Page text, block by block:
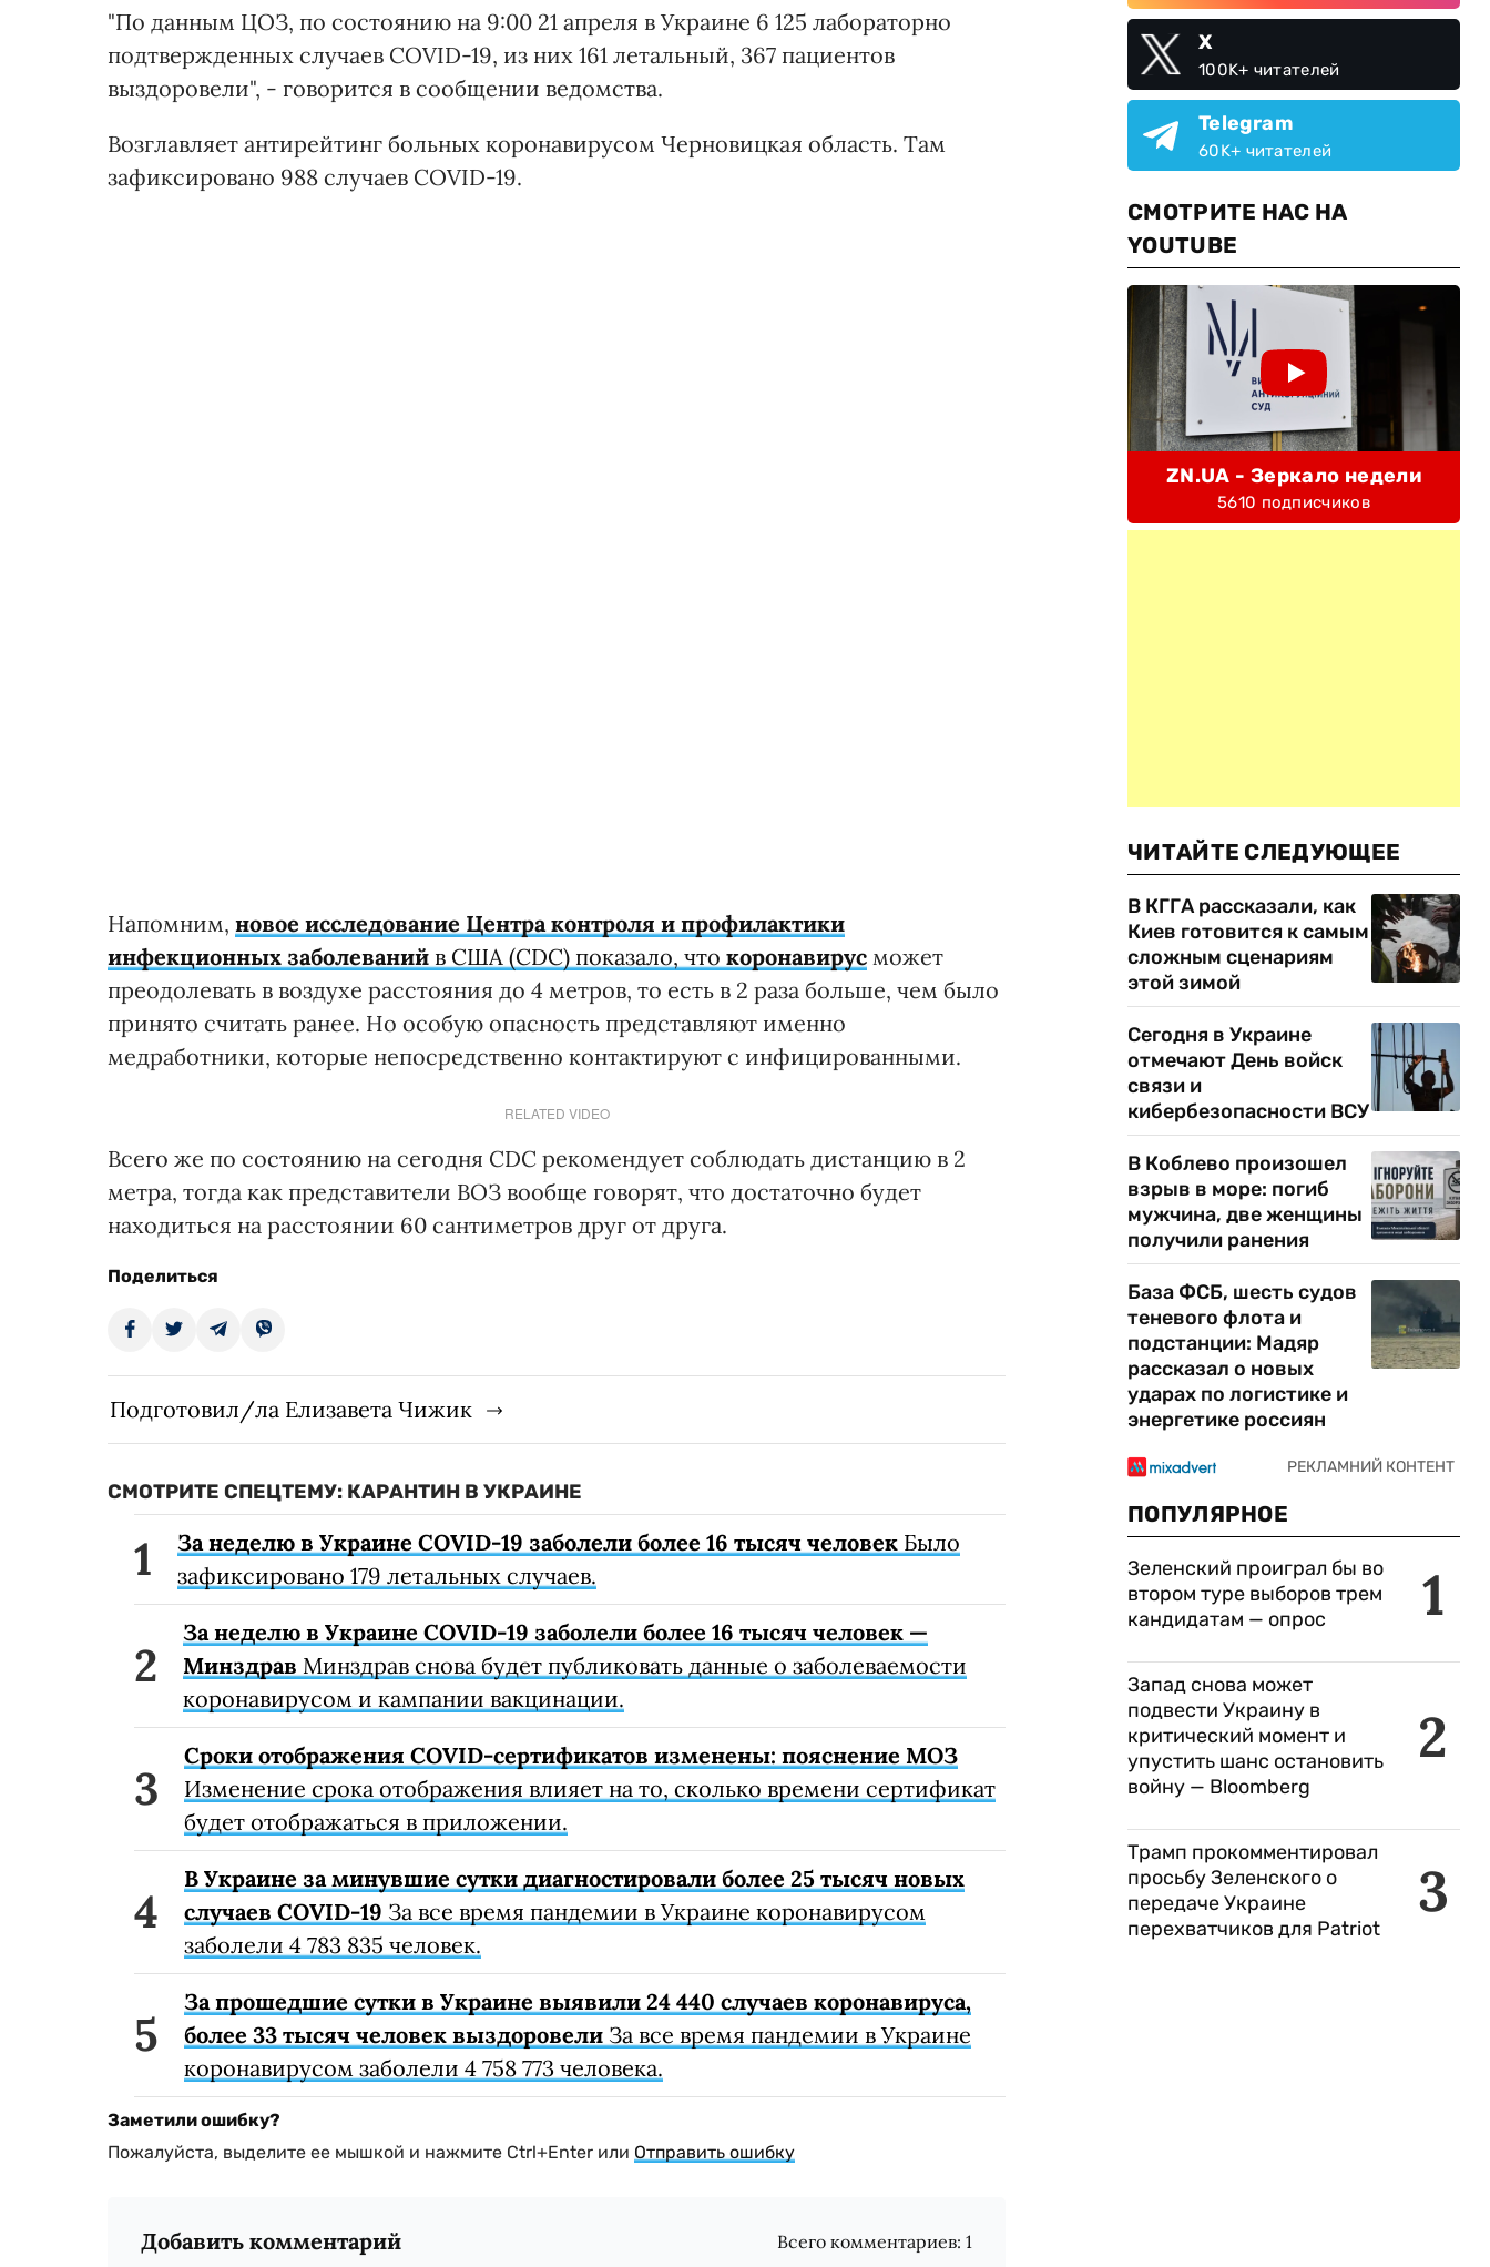
"По данным ЦОЗ, по состоянию на 9:00 21 апреля в Украине 6 125 лабораторно
подтвержденных случаев COVID-19, из них 161 летальный, 367 пациентов
выздоровели", - говорится в сообщении ведомства.
Возглавляет антирейтинг больных коронавирусом Черновицкая область. Там
зафиксировано 988 случаев COVID-19.
Напомним, новое исследование Центра контроля и профилактики
инфекционных заболеваний в США (CDC) показало, что коронавирус может
преодолевать в воздухе расстояния до 4 метров, то есть в 2 раза больше, чем было
принято считать ранее. Но особую опасность представляют именно
медработники, которые непосредственно контактируют с инфицированными.
RELATED VIDEO
Всего же по состоянию на сегодня CDC рекомендует соблюдать дистанцию в 2
метра, тогда как представители ВОЗ вообще говорят, что достаточно будет
находиться на расстоянии 60 сантиметров друг от друга.
Поделиться
Подготовил/ла Елизавета Чижик
СМОТРИТЕ СПЕЦТЕМУ: КАРАНТИН В УКРАИНЕ
За неделю в Украине COVID-19 заболели более 16 тысяч человек Было
зафиксировано 179 летальных случаев.
За неделю в Украине COVID-19 заболели более 16 тысяч человек —
Минздрав Минздрав снова будет публиковать данные о заболеваемости
коронавирусом и кампании вакцинации.
Сроки отображения COVID-сертификатов изменены: пояснение МОЗ
Изменение срока отображения влияет на то, сколько времени сертификат
будет отображаться в приложении.
В Украине за минувшие сутки диагностировали более 25 тысяч новых
случаев COVID-19 За все время пандемии в Украине коронавирусом
заболели 4 783 835 человек.
За прошедшие сутки в Украине выявили 24 440 случаев коронавируса,
более 33 тысяч человек выздоровели За все время пандемии в Украине
коронавирусом заболели 4 758 773 человека.
Заметили ошибку?
Пожалуйста, выделите ее мышкой и нажмите Ctrl+Enter или Отправить ошибку
Добавить комментарий Всего комментариев:1
X
100K+ читателей
Telegram
60K+ читателей
СМОТРИТЕ НАС НА
YOUTUBE
ZN.UA - Зеркало недели
5610 подписчиков
ЧИТАЙТЕ СЛЕДУЮЩЕЕ
В КГГА рассказали, как
Киев готовится к самым
сложным сценариям
этой зимой
Сегодня в Украине
отмечают День войск
связи и
кибербезопасности ВСУ
В Коблево произошел
взрыв в море: погиб
мужчина, две женщины
получили ранения
База ФСБ, шесть судов
теневого флота и
подстанции: Мадяр
рассказал о новых
ударах по логистике и
энергетике россиян
ПОПУЛЯРНОЕ
1
Зеленский проиграл бы во
втором туре выборов трем
кандидатам — опрос
2
Запад снова может
подвести Украину в
критический момент и
упустить шанс остановить
войну — Bloomberg
3
Трамп прокомментировал
просьбу Зеленского о
передаче Украине
перехватчиков для Patriot